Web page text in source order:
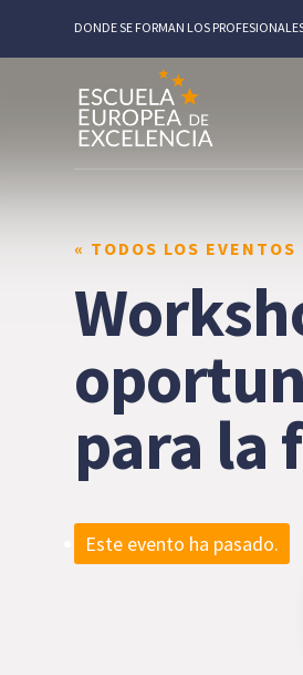
DONDE SE FORMAN LOS
« TODOS LOS EVENTOS
para la
Este evento ha pasado.